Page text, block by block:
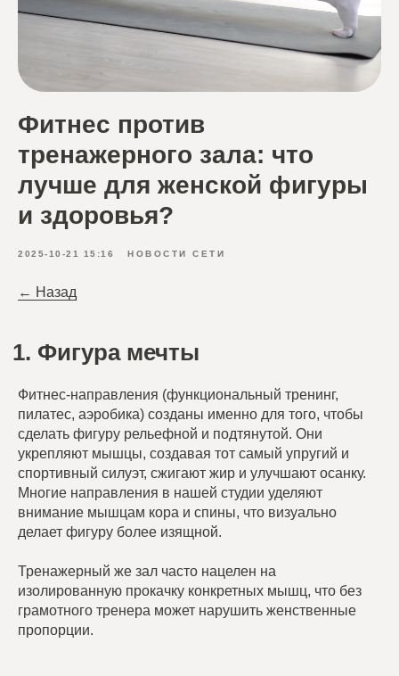
Фитнес против
тренажерного зала: что
лучше для женской фигуры
и здоровья?
2025-10-21 15:16 НОВОСТИ СЕТИ
← Назад
Фигура мечты
Фитнес-направления (функциональный тренинг,
пилатес, аэробика) созданы именно для того, чтобы
сделать фигуру рельефной и подтянутой. Они
укрепляют мышцы, создавая тот самый упругий и
спортивный силуэт, сжигают жир и улучшают осанку.
Многие направления в нашей студии уделяют
внимание мышцам кора и спины, что визуально
делает фигуру более изящной.
Тренажерный же зал часто нацелен на
изолированную прокачку конкретных мышц, что без
грамотного тренера может нарушить женственные
пропорции.